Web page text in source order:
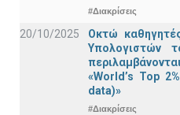
#Διακρίσεις
20/10/2025
Οκτώ
Υπολογιστών
«World’s Top
data)»
#Διακρίσεις